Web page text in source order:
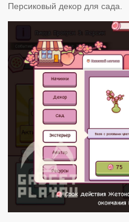
Персиковый декор для сада.